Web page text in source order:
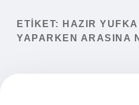
Yasal Uyarı
ETIKET:
HAZIR
YAPARKEN ARASINA